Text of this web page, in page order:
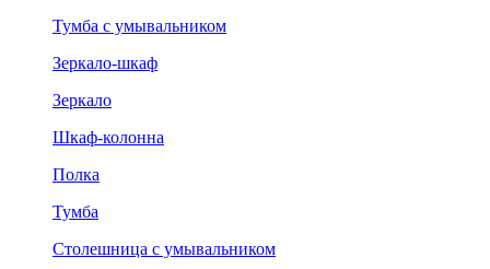
Тумба с умывальником
Зеркало-шкаф
Зеркало
Шкаф-колонна
Полка
Тумба
Столешница с умывальником